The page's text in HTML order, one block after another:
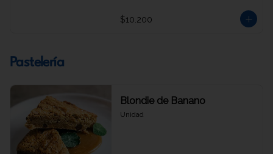
$10.200
Pastelería
Blondie de Banano
Unidad